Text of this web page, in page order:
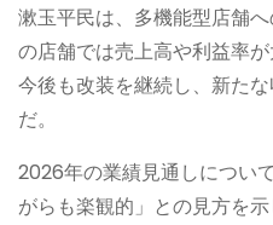
漱玉平民は、多機能型店舗
の店舗では売上高や利益率
今後も改装を継続し、新た
だ。
2026年の業績見通しについ
がらも楽観的」との見方を